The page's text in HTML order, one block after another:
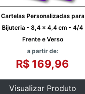
Cartelas Personalizadas para
Bijuteria - 8,4 x 4,4 cm - 4/4
Frente e Verso
a partir de:
R$ 169,96
Visualizar Produto